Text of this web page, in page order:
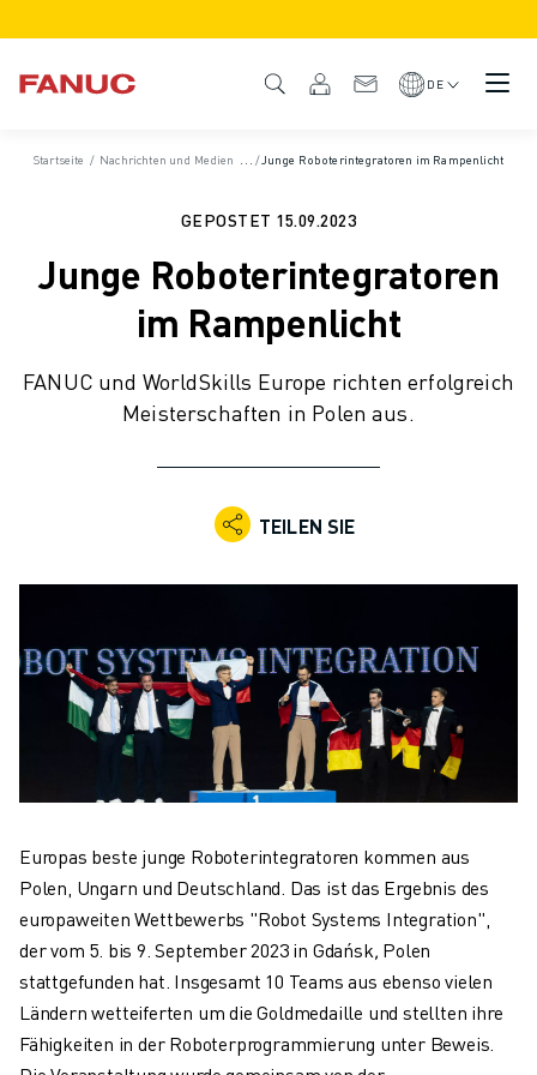
PRODUKTÜBERSICHT
CNC-FUNKTIONEN/OPTIONEN
INDIVIDUALISIERUNG
SIMULATION - DIGITALER ZWILLING
CNC-PRODUKTE FÜR DEN BILDUNGSBEREICH
RETROFIT LÖSUNGEN
ROBOTERPALETTE
ROBOTER-ZUBEHÖR
ROBOTER-SOFTWARE
SIMULATIONSSOFTWARE
ROBOTIK-PRODUKTE FÜR DEN BILDUNGSBEREICH
ROBOTER-AUTOMATISIERUNG
KOMPAKTE CNC-BEARBEITUNGSZENTREN
ROBODRILL KOMPAKTE CNC-BEARBEITUNGSZENTREN
ROBODRILL HARDWARE
ROBODRILL SOFTWARE
ROBODRILL VORBEUGENDE WARTUNG
ROBODRILL NACHHALTIGKEIT
ROBODRILL ROBOTER-PAKET
ROBODRILL BILDUNGSPAKET
DE
Startseite / Nachrichten und Medien News und Pressemitteilungen /
/ Junge Roboterintegratoren im Rampenlicht
GEPOSTET 15.09.2023
Junge Roboterintegratoren
im Rampenlicht
FANUC und WorldSkills Europe richten erfolgreich
Meisterschaften in Polen aus.
TEILEN SIE
Europas beste junge Roboterintegratoren kommen aus
Polen, Ungarn und Deutschland. Das ist das Ergebnis des
europaweiten Wettbewerbs "Robot Systems Integration",
der vom 5. bis 9. September 2023 in Gdańsk, Polen
stattgefunden hat. Insgesamt 10 Teams aus ebenso vielen
Ländern wetteiferten um die Goldmedaille und stellten ihre
Fähigkeiten in der Roboterprogrammierung unter Beweis.